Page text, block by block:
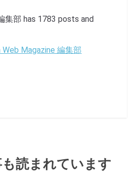
集部 has 1783 posts and
Magazine 編集部
読まれています